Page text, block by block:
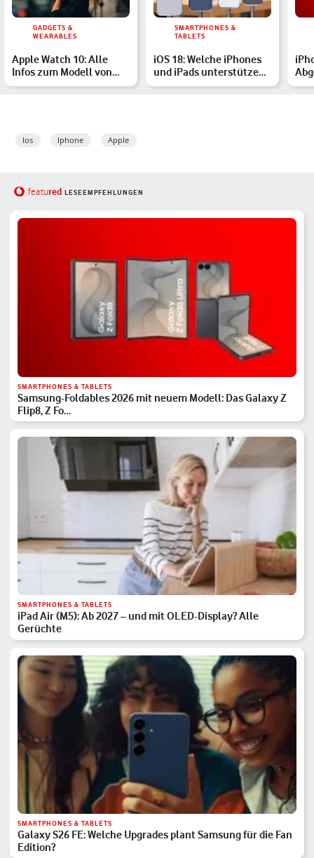
GADGETS &
WEARABLES
Apple Watch 10: Alle
Infos zum Modell von
2024
SMARTPHONES &
TABLETS
iOS 18: Welche iPhones
und iPads unterstützen
das Update?
mit
Ios Iphone Apple
featured LESEEMPFEHLUNGEN
SMARTPHONES & TABLETS
Samsung-Foldables 2026 mit neuem Modell: Das Galaxy Z
Flip8, Z Fo…
SMARTPHONES & TABLETS
iPad Air (M5): Ab 2027 – und mit OLED-Display? Alle
Gerüchte
SMARTPHONES & TABLETS
Galaxy S26 FE: Welche Upgrades plant Samsung für die Fan
Edition?